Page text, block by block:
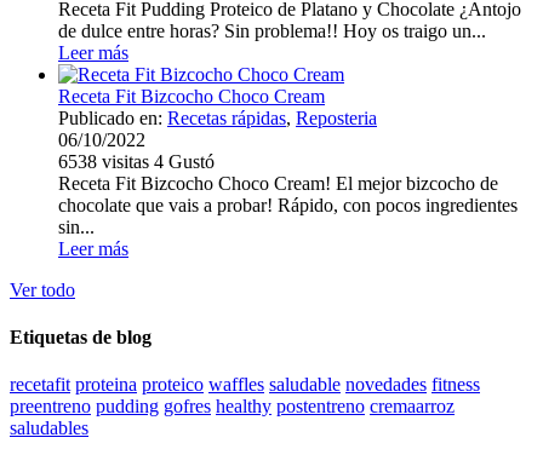
Receta Fit Pudding Proteico de Platano y Chocolate ¿Antojo
de dulce entre horas? Sin problema!! Hoy os traigo un...
Leer más
Receta Fit Bizcocho Choco Cream
Publicado en: Recetas rápidas, Reposteria
06/10/2022
6538 visitas 4 Gustó
Receta Fit Bizcocho Choco Cream! El mejor bizcocho de
chocolate que vais a probar! Rápido, con pocos ingredientes
sin...
Leer más
Ver todo
Etiquetas de blog
recetafit proteina proteico waffles saludable novedades fitness
preentreno pudding gofres healthy postentreno cremaarroz
saludables